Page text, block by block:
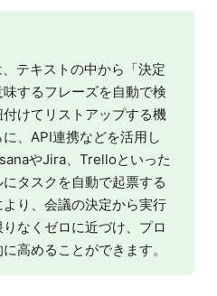
テキストの中から「決定
するフレーズを自動で検
けてリストアップする機
、API連携などを活用し
やJira、Trelloといった
タスクを自動で起票する
り、会議の決定から実行
なくゼロに近づけ、プロ
高めることができます。